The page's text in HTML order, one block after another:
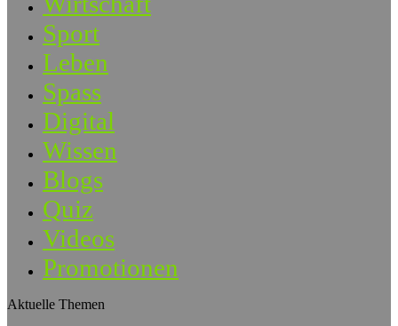
Sport
Leben
Spass
Digital
Wissen
Blogs
Quiz
Videos
Promotionen
Aktuelle Themen